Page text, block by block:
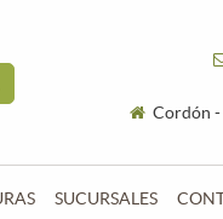
Cordón -
SUCURSALES